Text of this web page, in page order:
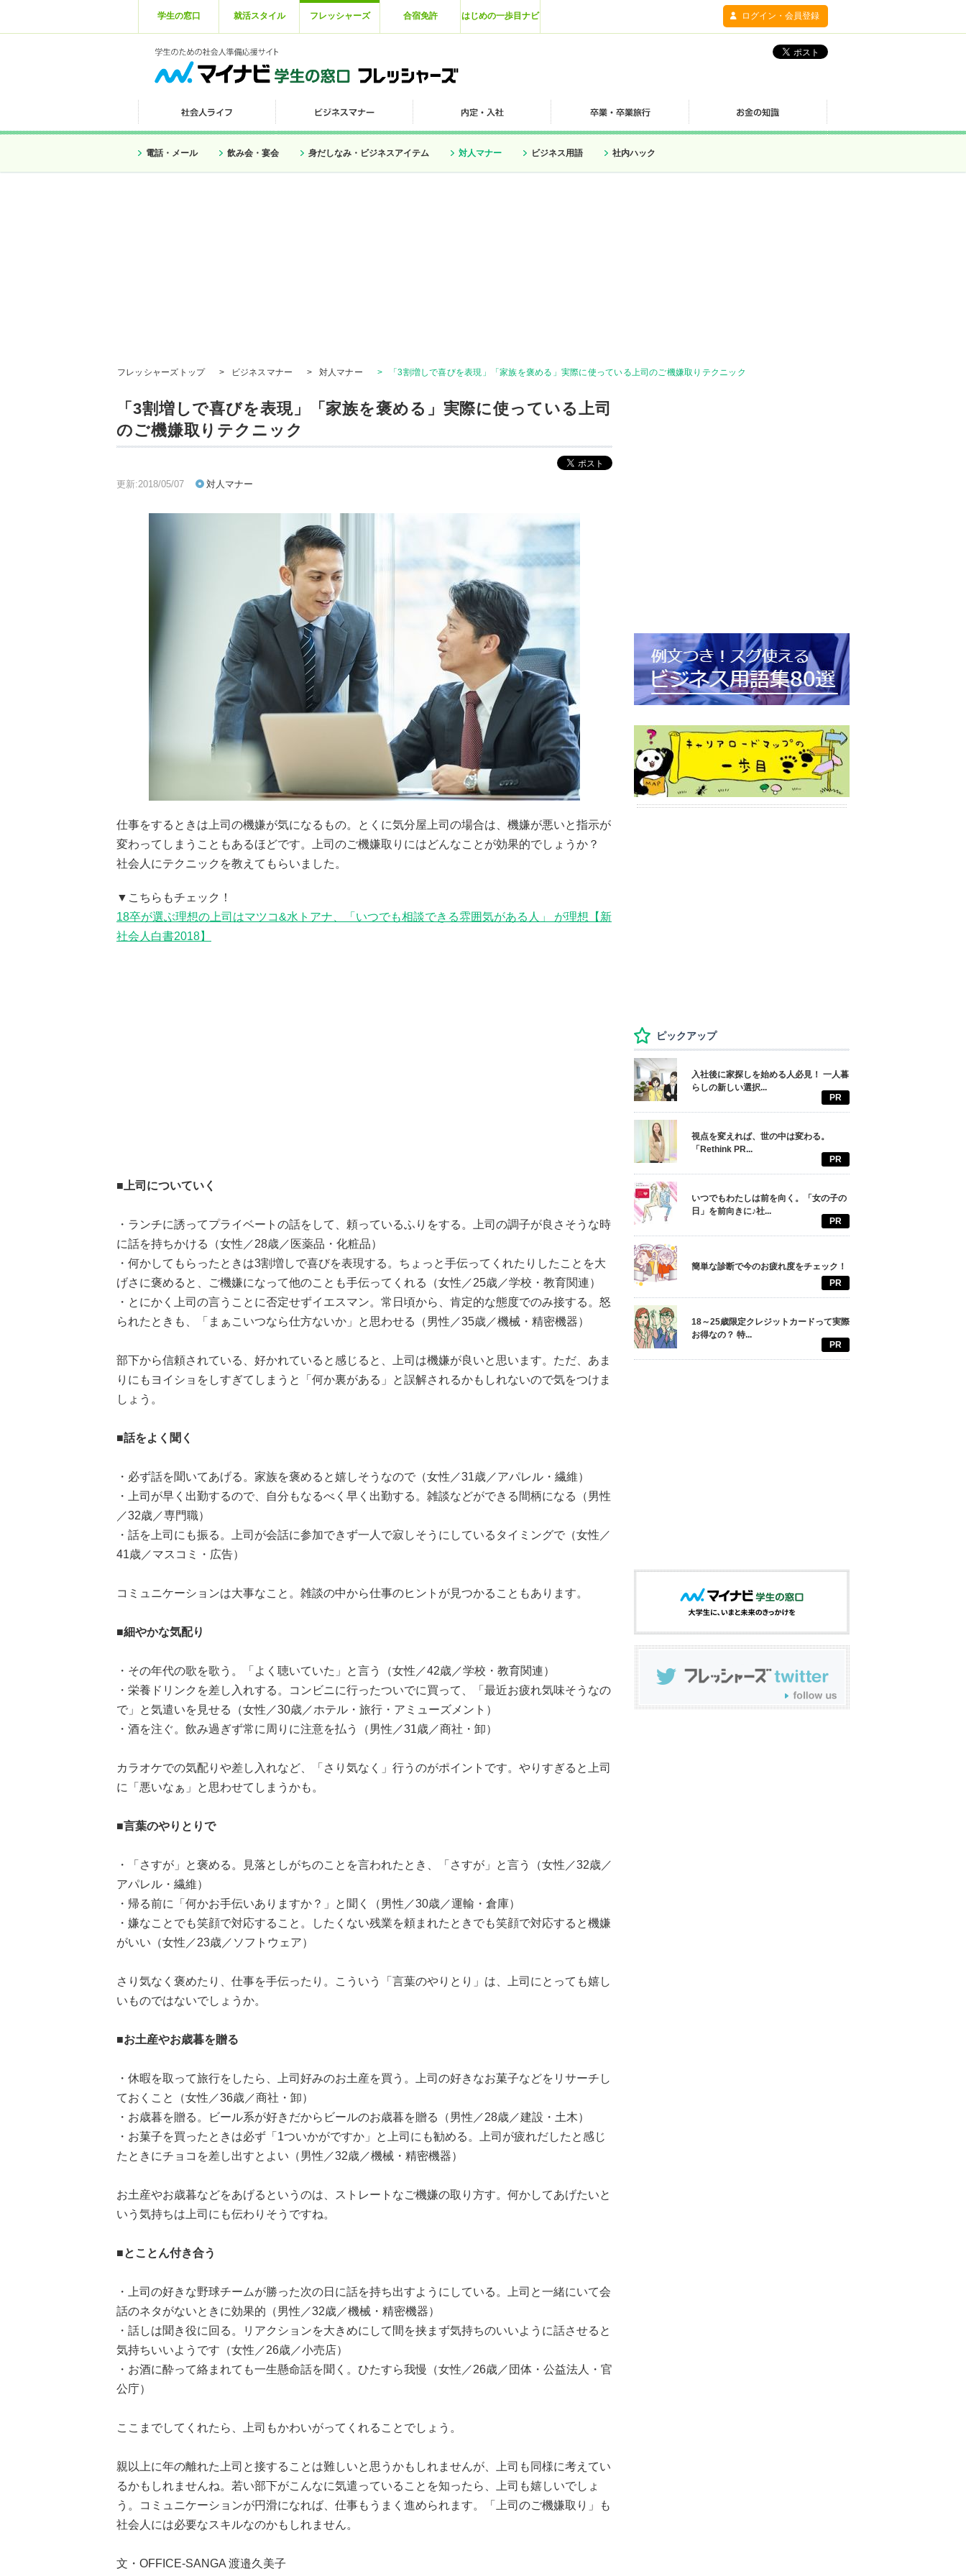
学生の窓口 就活スタイル フレッシャーズ 合宿免許 はじめの一歩目ナビ ログイン・会員登録
電話・メール 飲み会・宴会 身だしなみ・ビジネスアイテム 対人マナー ビジネス用語 社内ハック
フレッシャーズトップ > ビジネスマナー > 対人マナー > 「3割増しで喜びを表現」「家族を褒める」実際に使っている上司のご機嫌取りテクニック
「3割増しで喜びを表現」「家族を褒める」実際に使っている上司
のご機嫌取りテクニック
更新:2018/05/07 対人マナー
仕事をするときは上司の機嫌が気になるもの。とくに気分屋上司の場合は、機嫌が悪いと指示が
変わってしまうこともあるほどです。上司のご機嫌取りにはどんなことが効果的でしょうか？
社会人にテクニックを教えてもらいました。
▼こちらもチェック！
18卒が選ぶ理想の上司はマツコ&水トアナ、「いつでも相談できる雰囲気がある人」 が理想【新
社会人白書2018】
■上司についていく
・ランチに誘ってプライベートの話をして、頼っているふりをする。上司の調子が良さそうな時
に話を持ちかける（女性／28歳／医薬品・化粧品）
・何かしてもらったときは3割増しで喜びを表現する。ちょっと手伝ってくれたりしたことを大
げさに褒めると、ご機嫌になって他のことも手伝ってくれる（女性／25歳／学校・教育関連）
・とにかく上司の言うことに否定せずイエスマン。常日頃から、肯定的な態度でのみ接する。怒
られたときも、「まぁこいつなら仕方ないか」と思わせる（男性／35歳／機械・精密機器）
部下から信頼されている、好かれていると感じると、上司は機嫌が良いと思います。ただ、あま
りにもヨイショをしすぎてしまうと「何か裏がある」と誤解されるかもしれないので気をつけま
しょう。
■話をよく聞く
・必ず話を聞いてあげる。家族を褒めると嬉しそうなので（女性／31歳／アパレル・繊維）
・上司が早く出勤するので、自分もなるべく早く出勤する。雑談などができる間柄になる（男性
／32歳／専門職）
・話を上司にも振る。上司が会話に参加できず一人で寂しそうにしているタイミングで（女性／
41歳／マスコミ・広告）
コミュニケーションは大事なこと。雑談の中から仕事のヒントが見つかることもあります。
■細やかな気配り
・その年代の歌を歌う。「よく聴いていた」と言う（女性／42歳／学校・教育関連）
・栄養ドリンクを差し入れする。コンビニに行ったついでに買って、「最近お疲れ気味そうなの
で」と気遣いを見せる（女性／30歳／ホテル・旅行・アミューズメント）
・酒を注ぐ。飲み過ぎず常に周りに注意を払う（男性／31歳／商社・卸）
カラオケでの気配りや差し入れなど、「さり気なく」行うのがポイントです。やりすぎると上司
に「悪いなぁ」と思わせてしまうかも。
■言葉のやりとりで
・「さすが」と褒める。見落としがちのことを言われたとき、「さすが」と言う（女性／32歳／
アパレル・繊維）
・帰る前に「何かお手伝いありますか？」と聞く（男性／30歳／運輸・倉庫）
・嫌なことでも笑顔で対応すること。したくない残業を頼まれたときでも笑顔で対応すると機嫌
がいい（女性／23歳／ソフトウェア）
さり気なく褒めたり、仕事を手伝ったり。こういう「言葉のやりとり」は、上司にとっても嬉し
いものではないでしょうか。
■お土産やお歳暮を贈る
・休暇を取って旅行をしたら、上司好みのお土産を買う。上司の好きなお菓子などをリサーチし
ておくこと（女性／36歳／商社・卸）
・お歳暮を贈る。ビール系が好きだからビールのお歳暮を贈る（男性／28歳／建設・土木）
・お菓子を買ったときは必ず「1ついかがですか」と上司にも勧める。上司が疲れだしたと感じ
たときにチョコを差し出すとよい（男性／32歳／機械・精密機器）
お土産やお歳暮などをあげるというのは、ストレートなご機嫌の取り方す。何かしてあげたいと
いう気持ちは上司にも伝わりそうですね。
■とことん付き合う
・上司の好きな野球チームが勝った次の日に話を持ち出すようにしている。上司と一緒にいて会
話のネタがないときに効果的（男性／32歳／機械・精密機器）
・話しは聞き役に回る。リアクションを大きめにして間を挟まず気持ちのいいように話させると
気持ちいいようです（女性／26歳／小売店）
・お酒に酔って絡まれても一生懸命話を聞く。ひたすら我慢（女性／26歳／団体・公益法人・官
公庁）
ここまでしてくれたら、上司もかわいがってくれることでしょう。
親以上に年の離れた上司と接することは難しいと思うかもしれませんが、上司も同様に考えてい
るかもしれませんね。若い部下がこんなに気遣っていることを知ったら、上司も嬉しいでしょ
う。コミュニケーションが円滑になれば、仕事もうまく進められます。「上司のご機嫌取り」も
社会人には必要なスキルなのかもしれません。
文・OFFICE-SANGA 渡邉久美子
ピックアップ
入社後に家探しを始める人必見！ 一人暮
らしの新しい選択...
PR
視点を変えれば、世の中は変わる。
「Rethink PR...
PR
いつでもわたしは前を向く。「女の子の
日」を前向きに♪社...
PR
簡単な診断で今のお疲れ度をチェック！
PR
18～25歳限定クレジットカードって実際
お得なの？ 特...
PR